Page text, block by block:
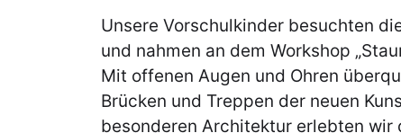
Unsere Vorschulkinder besuchten
und nahmen an dem Workshop
Mit offenen Augen und Ohren
Brücken und Treppen der neuen
besonderen Architektur erlebten wir